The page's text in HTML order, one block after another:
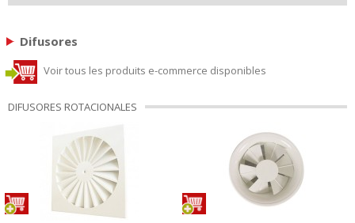
Difusores
Voir tous les produits e-commerce disponibles
DIFUSORES ROTACIONALES